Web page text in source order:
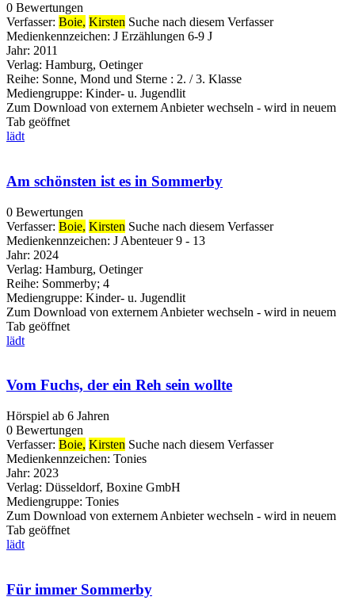
0 Bewertungen
Verfasser: Boie, Kirsten Suche nach diesem Verfasser
Medienkennzeichen: J Erzählungen 6-9 J
Jahr: 2011
Verlag: Hamburg, Oetinger
Reihe: Sonne, Mond und Sterne : 2. / 3. Klasse
Mediengruppe: Kinder- u. Jugendlit
Zum Download von externem Anbieter wechseln - wird in neuem
Tab geöffnet
lädt
Am schönsten ist es in Sommerby
0 Bewertungen
Verfasser: Boie, Kirsten Suche nach diesem Verfasser
Medienkennzeichen: J Abenteuer 9 - 13
Jahr: 2024
Verlag: Hamburg, Oetinger
Reihe: Sommerby; 4
Mediengruppe: Kinder- u. Jugendlit
Zum Download von externem Anbieter wechseln - wird in neuem
Tab geöffnet
lädt
Vom Fuchs, der ein Reh sein wollte
Hörspiel ab 6 Jahren
0 Bewertungen
Verfasser: Boie, Kirsten Suche nach diesem Verfasser
Medienkennzeichen: Tonies
Jahr: 2023
Verlag: Düsseldorf, Boxine GmbH
Mediengruppe: Tonies
Zum Download von externem Anbieter wechseln - wird in neuem
Tab geöffnet
lädt
Für immer Sommerby